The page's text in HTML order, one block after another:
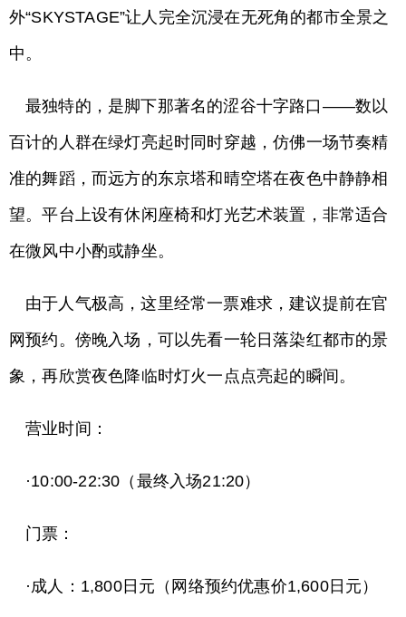
外“SKYSTAGE”让人完全沉浸在无死角的都市全景之
中。
最独特的，是脚下那著名的涩谷十字路口——数以
百计的人群在绿灯亮起时同时穿越，仿佛一场节奏精
准的舞蹈，而远方的东京塔和晴空塔在夜色中静静相
望。平台上设有休闲座椅和灯光艺术装置，非常适合
在微风中小酌或静坐。
由于人气极高，这里经常一票难求，建议提前在官
网预约。傍晚入场，可以先看一轮日落染红都市的景
象，再欣赏夜色降临时灯火一点点亮起的瞬间。
营业时间：
·10:00-22:30（最终入场21:20）
门票：
·成人：1,800日元（网络预约优惠价1,600日元）